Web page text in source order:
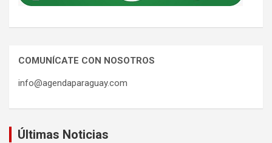
COMUNÍCATE CON NOSOTROS
info@agendaparaguay.com
Últimas Noticias